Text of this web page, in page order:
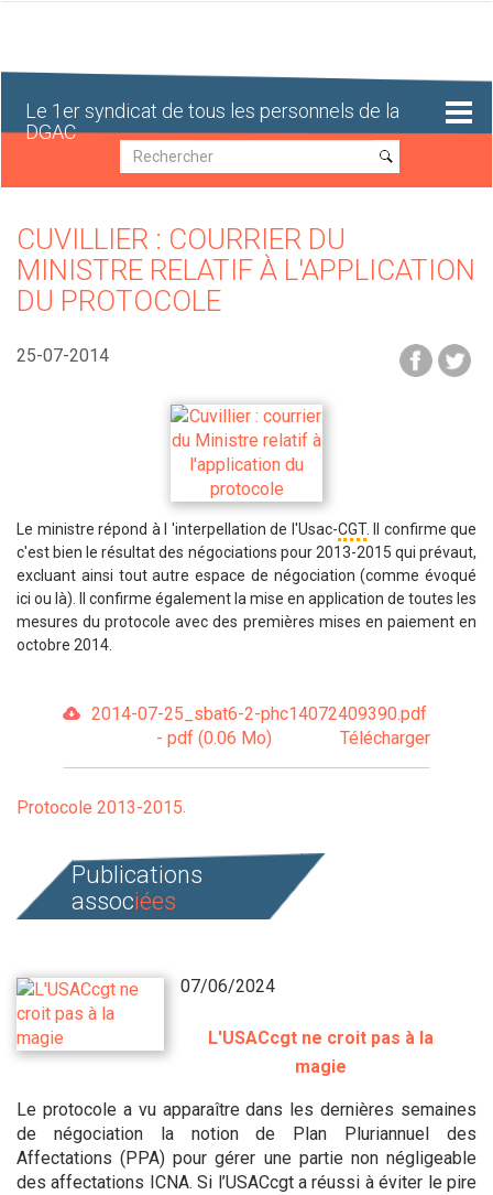
Le 1er syndicat de tous les personnels de la
DGAC
Recherche
Recherche
CUVILLIER : COURRIER DU
MINISTRE RELATIF À L'APPLICATION
DU PROTOCOLE
25-07-2014
Le ministre répond à l 'interpellation de l'Usac-CGT. Il confirme que
c'est bien le résultat des négociations pour 2013-2015 qui prévaut,
excluant ainsi tout autre espace de négociation (comme évoqué
ici ou là). Il confirme également la mise en application de toutes les
mesures du protocole avec des premières mises en paiement en
octobre 2014.
2014-07-25_sbat6-2-phc14072409390.pdf
- pdf (0.06 Mo)
Télécharger
Protocole 2013-2015
Publications
associées
07/06/2024
L'USACcgt ne croit pas à la
magie
Le protocole a vu apparaître dans les dernières semaines
de négociation la notion de Plan Pluriannuel des
Affectations (PPA) pour gérer une partie non négligeable
des affectations ICNA. Si l’USACcgt a réussi à éviter le pire